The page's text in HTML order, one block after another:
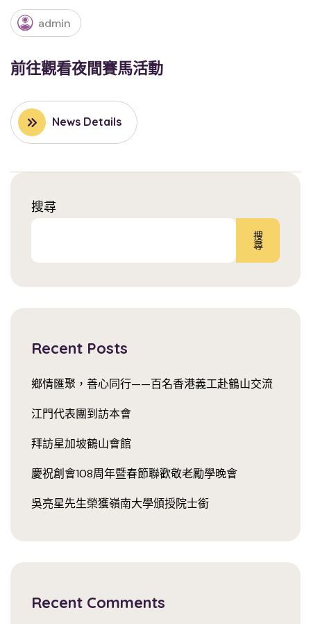
admin
前往觀看夜間賽馬活動
News Details
搜尋
搜
尋
Recent Posts
鄉情匯聚，善心同行——百名香港義工赴鶴山交流
江門代表團到訪本會
拜訪星加坡鶴山會館
慶祝創會108周年暨春節聯歡敬老勵學晚會
吳亮星先生榮獲嶺南大學頒授院士銜
Recent Comments